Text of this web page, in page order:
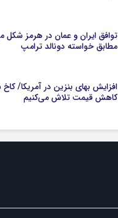
توافق ایران و عمان در هرمز شکل
مطابق خواسته دونالد ترامپ
افزایش بهای بنزین در آمریکا/
کاهش قیمت تلاش می‌کنیم